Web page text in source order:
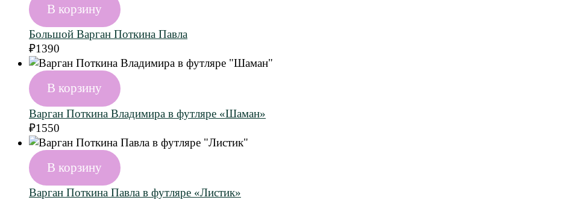
В корзину
Большой Варган Поткина Павла
₽1390
В корзину
Варган Поткина Владимира в футляре «Шаман»
₽1550
В корзину
Варган Поткина Павла в футляре «Листик»